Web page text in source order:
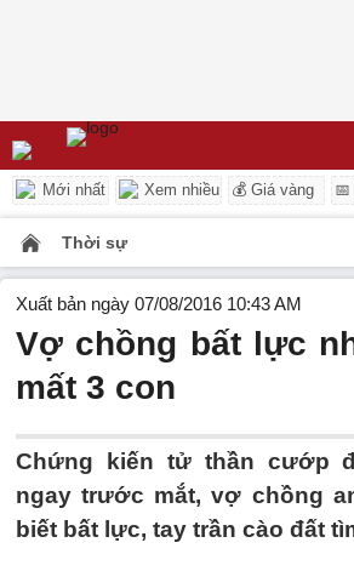
Mới nhất Xem nhiều 💰 Giá vàng
Thời sự
Xuất bản ngày 07/08/2016 10:43 AM
Vợ chồng bất lực
mất 3 con
Chứng kiến tử thần cướp
ngay trước mắt, vợ chồng
biết bất lực, tay trần cào đất